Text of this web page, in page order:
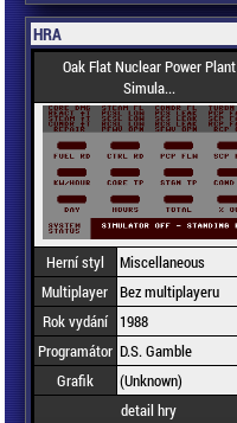
HRA
Oak Flat Nuclear Power Plant
Simula...
Herní styl
Miscellaneous
Multiplayer Bez multiplayeru
Rok vydání
1988
Programátor D.S. Gamble
Grafik
(Unknown)
detail hry